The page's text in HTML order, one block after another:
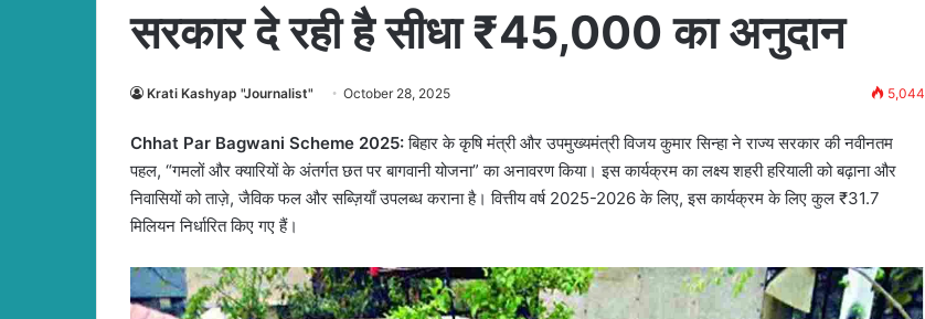
सरकार दे रही है सीधा ₹45,000 का अनुदान
Krati Kashyap "Journalist" October 28, 2025 5,044
Chhat Par Bagwani Scheme 2025:बिहार के कृषि मंत्री और उपमुख्यमंत्री विजय कुमार सिन्हा ने राज्य सरकार की नवीनतम
पहल, “गमलों और क्यारियों के अंतर्गत छत पर बागवानी योजना” का अनावरण किया। इस कार्यक्रम का लक्ष्य शहरी हरियाली को बढ़ाना और
निवासियों को ताज़े, जैविक फल और सब्ज़ियाँ उपलब्ध कराना है। वित्तीय वर्ष 2025-2026 के लिए, इस कार्यक्रम के लिए कुल ₹31.7
मिलियन निर्धारित किए गए हैं।